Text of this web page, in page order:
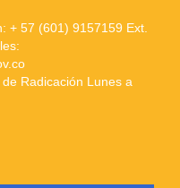
+ 57 (601) 9157159 Ext.
Radicación Lunes a